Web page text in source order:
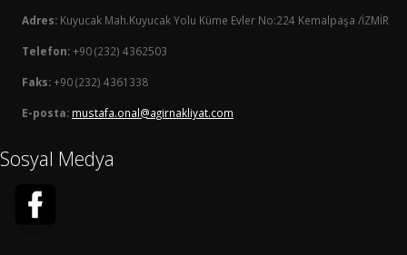
Adres: Kuyucak Mah.Kuyucak Yolu Küme Evler No:224 Kemalpaşa /İZMİR
Telefon:+90 (232) 4362503
Faks:+90 (232) 4361338
E-posta: mustafa.onal@agirnakliyat.com
Sosyal Medya